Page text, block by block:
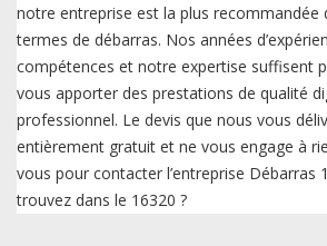
notre entreprise est la plus recommandée
termes de débarras. Nos années
compétences et notre expertise suffisent
vous apporter des prestations de qualité
professionnel. Le devis que nous vous
entièrement gratuit et ne vous engage à
vous pour contacter l’entreprise Débarras
trouvez dans le 16320 ?